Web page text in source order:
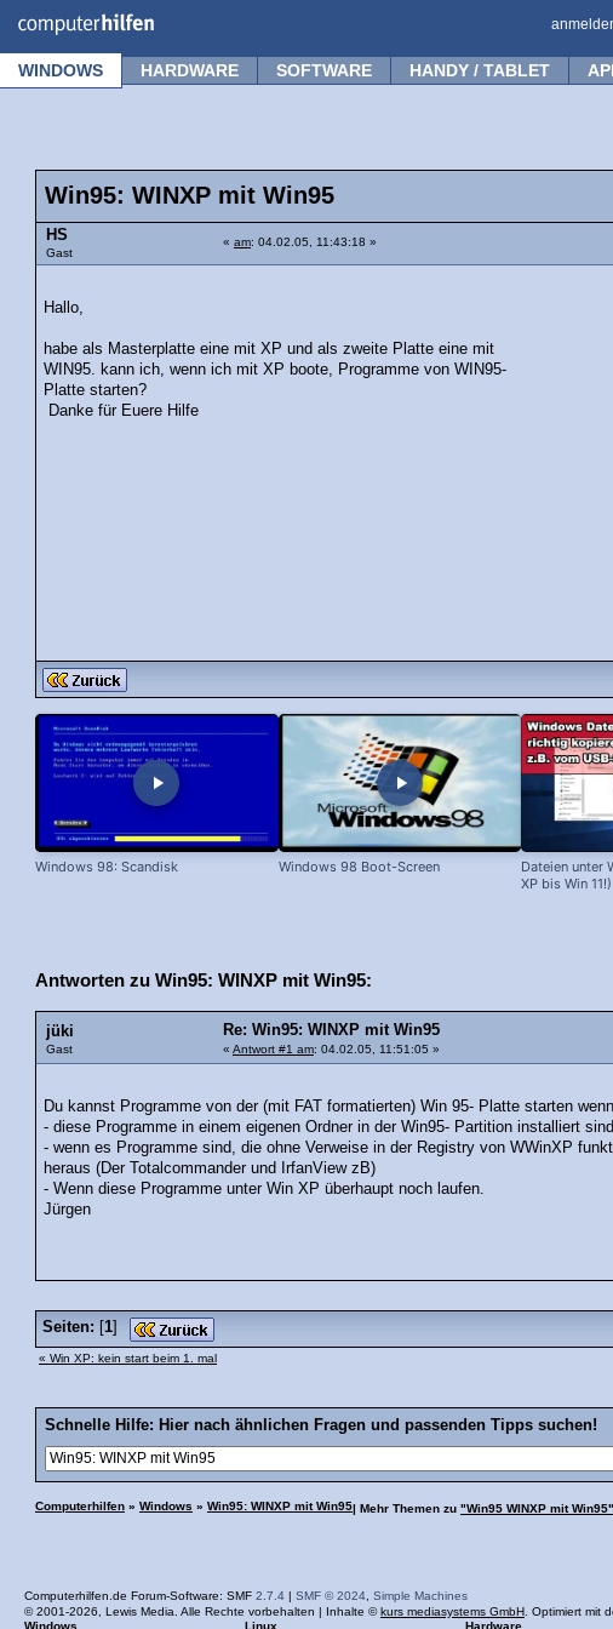
WINDOWS HARDWARE SOFTWARE HANDY / TABLET
Win95: WINXP mit Win95
HS
Gast
« am: 04.02.05, 11:43:18 »
Hallo,
habe als Masterplatte eine mit XP und als zweite Platte eine mit
WIN95. kann ich, wenn ich mit XP boote, Programme von WIN95-
Platte starten?
Danke für Euere Hilfe
Windows 98: Scandisk Windows 98 Boot-Screen
Dateien unter
XP bis Win 11!)
Antworten zu Win95: WINXP mit Win95:
jüki
Gast
Re: Win95: WINXP mit Win95
« Antwort #1 am: 04.02.05, 11:51:05 »
Du kannst Programme von der (mit FAT formatierten) Win 95- Platte starten wenn
- diese Programme in einem eigenen Ordner in der Win95- Partition installiert sind
- wenn es Programme sind, die ohne Verweise in der Registry von WWinXP
heraus (Der Totalcommander und IrfanView zB)
- Wenn diese Programme unter Win XP überhaupt noch laufen.
Jürgen
Seiten: [1]
« Win XP: kein start beim 1. mal
Schnelle Hilfe: Hier nach ähnlichen Fragen und passenden Tipps suchen!
Computerhilfen » Windows » Win95: WINXP mit Win95| Mehr Themen zu "Win95 WINXP mit Win95"
Computerhilfen.de Forum-Software: SMF 2.7.4 | SMF © 2024 Simple Machines
© 2001-2026, Lewis Media. Alle Rechte vorbehalten | Inhalte ©kurs mediasystems GmbH . Optimiert mit
Windows
Linux Hardware